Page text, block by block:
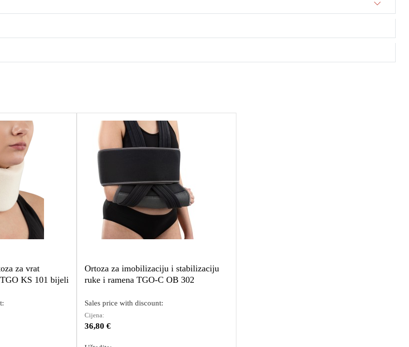
za vrat
KS 101 bijeli
Ortoza za imobilizaciju i stabilizaciju
ruke i ramena TGO-C OB 302
Sales price with discount:
Cijena:
36,80 €